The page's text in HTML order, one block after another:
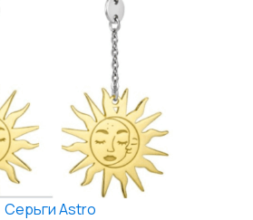
Серьги Astro